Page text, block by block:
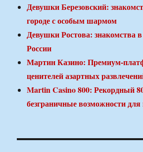
Девушки Березовский:
городе с особым шармом
Девушки Ростова: знакомства
России
Мартин Казино: Премиум-
ценителей азартных
Martin Casino 800: Рекордный
безграничные возможности